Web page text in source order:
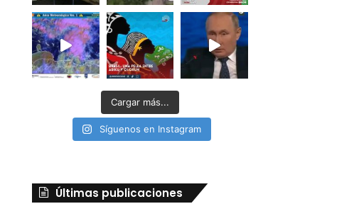
Cargar más...
Síguenos en Instagram
Últimas publicaciones